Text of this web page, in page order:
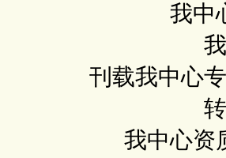
我中
刊载我中心
我中心资